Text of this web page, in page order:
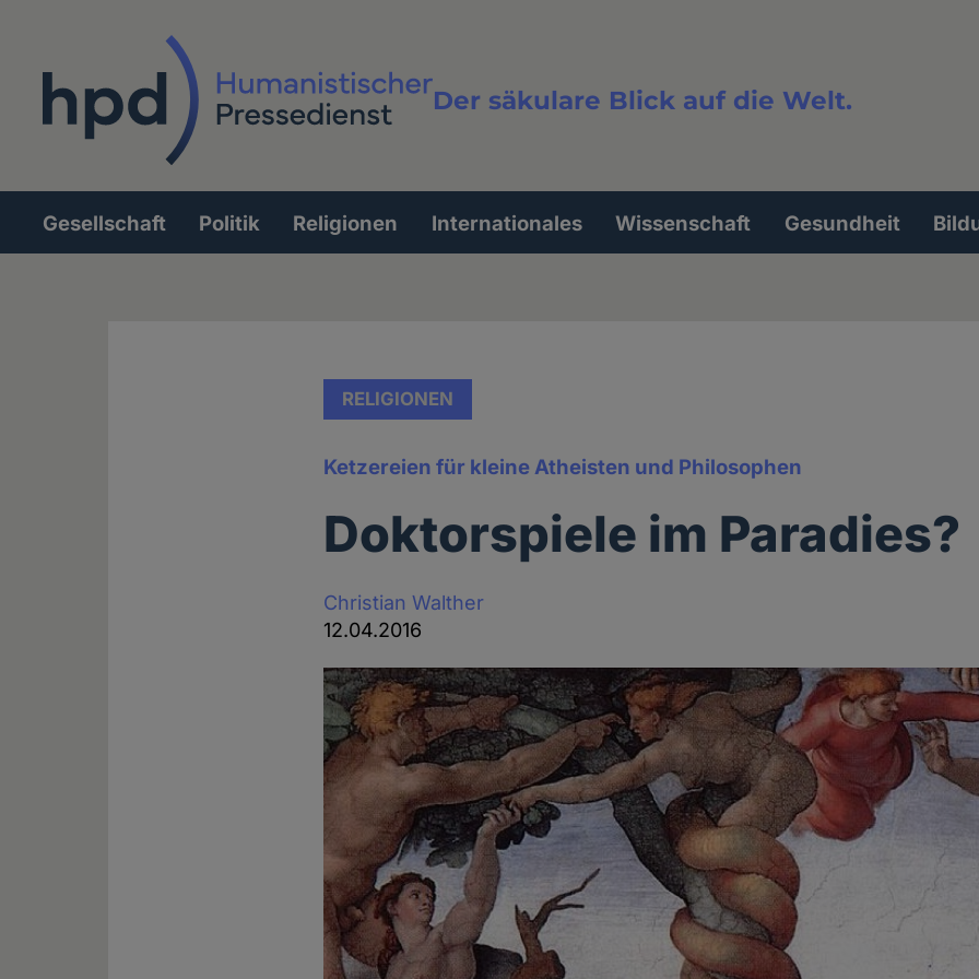
Der säkulare Blick auf die Welt.
Volltextsuche
Hauptnavigation
Gesellschaft Politik Religionen Internationales Wissenschaft Gesundheit
RELIGIONEN
Ketzereien für kleine Atheisten und Philosophen
Doktorspiele im Paradies?
Christian Walther
12.04.2016